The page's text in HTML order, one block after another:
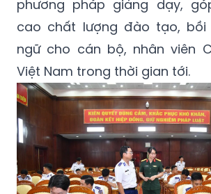
phương pháp giảng dạy,
cao chất lượng đào tạo, bồi
ngữ cho cán bộ, nhân viên
Việt Nam trong thời gian tới.